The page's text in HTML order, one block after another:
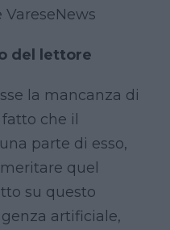
del lettore
la mancanza di
che il
parte di esso,
quel
su questo
artificiale,